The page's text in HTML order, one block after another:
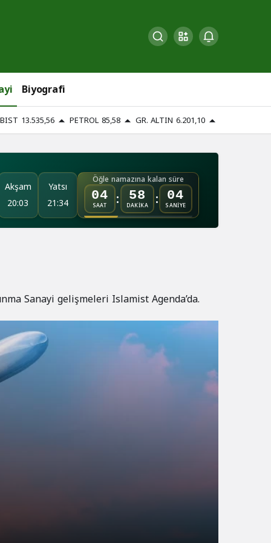
Biyografi
BIST 13.535,56 PETROL 85,58 GR. ALTIN 6.201,10
Akşam
20:03
Yatsı
21:34
Öğle namazına kalan süre
04
SAAT : 58
DAKİKA : 02
SANİYE
Sanayi gelişmeleri Islamist Agenda’da.